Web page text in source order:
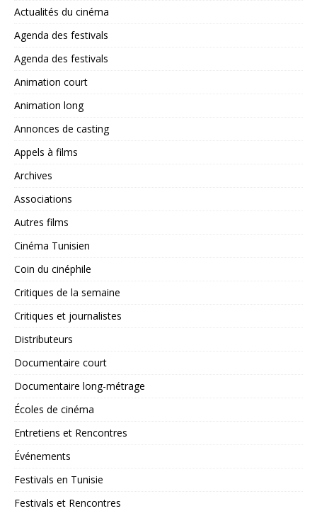
Actualités du cinéma
Agenda des festivals
Agenda des festivals
Animation court
Animation long
Annonces de casting
Appels à films
Archives
Associations
Autres films
Cinéma Tunisien
Coin du cinéphile
Critiques de la semaine
Critiques et journalistes
Distributeurs
Documentaire court
Documentaire long-métrage
Écoles de cinéma
Entretiens et Rencontres
Événements
Festivals en Tunisie
Festivals et Rencontres